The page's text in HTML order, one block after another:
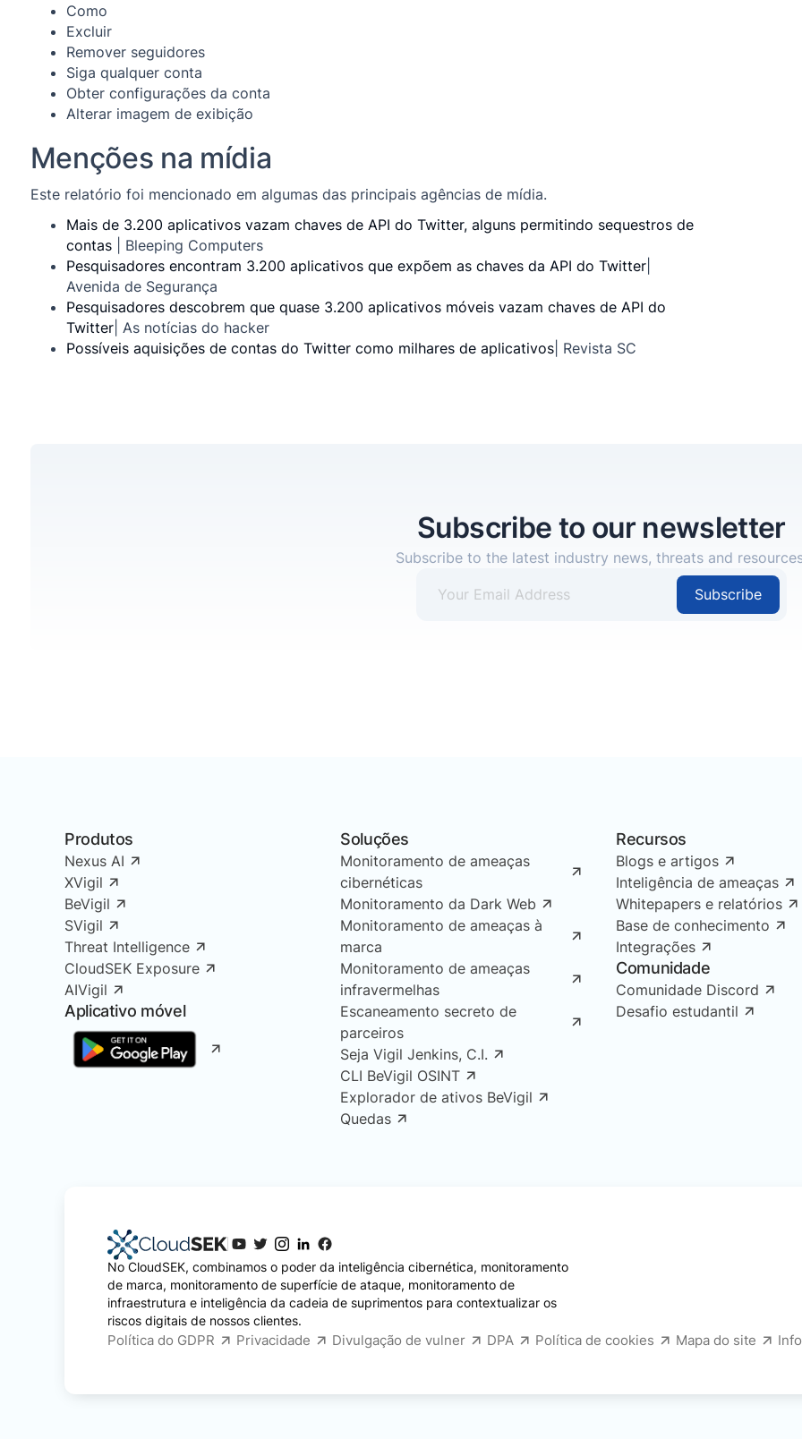
Como
Excluir
Remover seguidores
Siga qualquer conta
Obter configurações da conta
Alterar imagem de exibição
Menções na mídia
Este relatório foi mencionado em algumas das principais agências de mídia.
Mais de 3.200 aplicativos vazam chaves de API do Twitter, alguns permitindo sequestros de
contas| Bleeping Computers
Pesquisadores encontram 3.200 aplicativos que expõem as chaves da API do Twitter|
Avenida de Segurança
Pesquisadores descobrem que quase 3.200 aplicativos móveis vazam chaves de API do
Twitter| As notícias do hacker
Possíveis aquisições de contas do Twitter como milhares de aplicativos| Revista SC
Subscribe to our newsletter
Subscribe to the latest industry news, threats and
Subscribe
Produtos
Nexus AI
XVigil
BeVigil
SVigil
Threat Intelligence
CloudSEK Exposure
AIVigil
Aplicativo móvel
Soluções
Monitoramento de ameaças
cibernéticas
Monitoramento da Dark Web
Monitoramento de ameaças à
marca
Monitoramento de ameaças
infravermelhas
Escaneamento secreto de
parceiros
Seja Vigil Jenkins, C.I.
CLI BeVigil OSINT
Explorador de ativos BeVigil
Quedas
Recursos
Blogs e artigos
Inteligência de ameaças
Whitepapers e relatórios
Base de conhecimento
Integrações
Comunidade
Comunidade Discord
Desafio estudantil
No CloudSEK, combinamos o poder da inteligência cibernética, monitoramento
de marca, monitoramento de superfície de ataque, monitoramento de
infraestrutura e inteligência da cadeia de suprimentos para contextualizar os
riscos digitais de nossos clientes.
Política do GDPR Privacidade Divulgação de vulner DPA Política de cookies Mapa do site